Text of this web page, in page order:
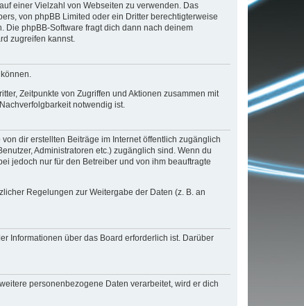
einer Vielzahl von Webseiten zu verwenden. Das
von phpBB Limited oder ein Dritter berechtigterweise
Die phpBB-Software fragt dich dann nach deinem
zugreifen kannst.
Zeitpunkte von Zugriffen und Aktionen zusammen mit
notwendig ist.
dir erstellten Beiträge im Internet öffentlich zugänglich
Administratoren etc.) zugänglich sind. Wenn du
jedoch nur für den Betreiber und von ihm beauftragte
Regelungen zur Weitergabe der Daten (z. B. an
Informationen über das Board erforderlich ist. Darüber
personenbezogene Daten verarbeitet, wird er dich